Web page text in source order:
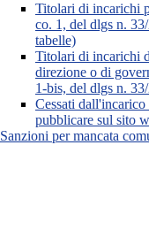
Titolari di incarichi
co. 1, del dlgs n.
tabelle)
Titolari di incarichi
direzione o di
1-bis, del dlgs n.
Cessati
pubblicare sul sito
Sanzioni per mancata